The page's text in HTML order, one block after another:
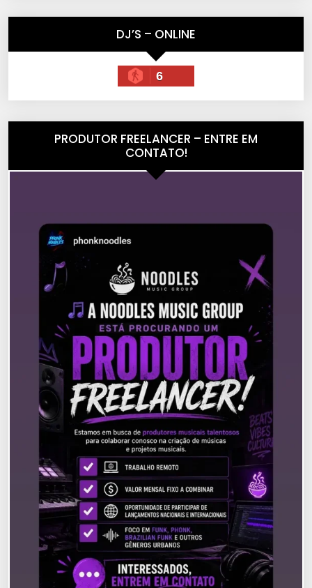
DJ’S – ONLINE
6
PRODUTOR FREELANCER – ENTRE EM
CONTATO!